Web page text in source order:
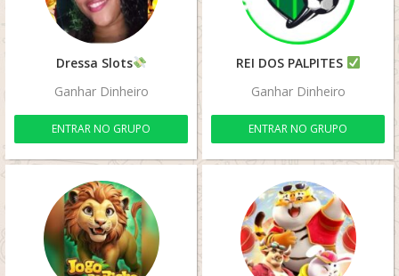
Dressa Slots
Ganhar Dinheiro
ENTRAR NO GRUPO
REI DOS PALPITES
Ganhar Dinheiro
ENTRAR NO GRUPO